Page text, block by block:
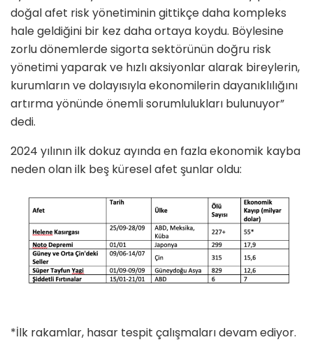
doğal afet risk yönetiminin gittikçe daha kompleks
hale geldiğini bir kez daha ortaya koydu. Böylesine
zorlu dönemlerde sigorta sektörünün doğru risk
yönetimi yaparak ve hızlı aksiyonlar alarak bireylerin,
kurumların ve dolayısıyla ekonomilerin dayanıklılığını
artırma yönünde önemli sorumlulukları bulunuyor”
dedi.
2024 yılının ilk dokuz ayında en fazla ekonomik kayba
neden olan ilk beş küresel afet şunlar oldu:
*İlk rakamlar, hasar tespit çalışmaları devam ediyor.